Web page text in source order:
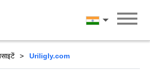
हिन्दी
Uriligly.com